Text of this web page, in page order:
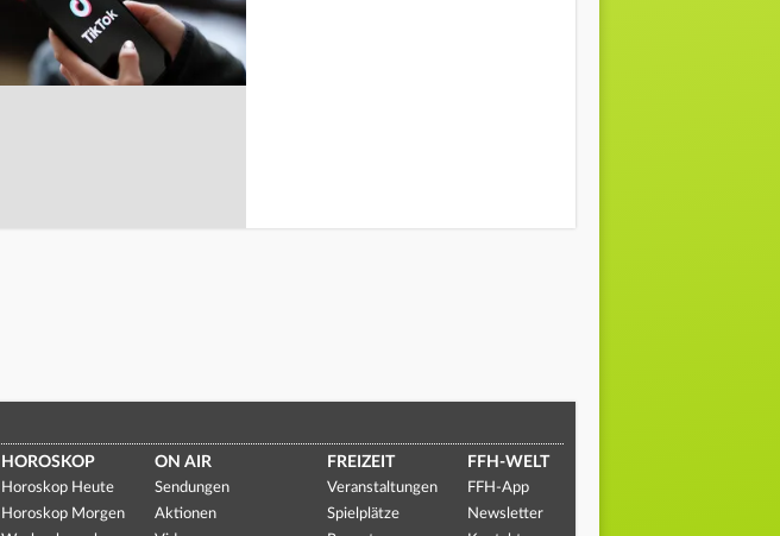
HOROSKOP
Horoskop Heute
Horoskop Morgen
ON AIR
Sendungen
Aktionen
FREIZEIT
Veranstaltungen
Spielplätze
FFH-WELT
FFH-App
Newsletter